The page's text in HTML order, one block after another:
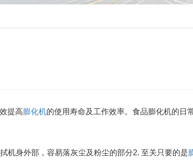
提高膨化机的使用寿命及工作效率。食品膨化机的日
机身外部，容易落灰尘及粉尘的部分2. 至关只要的是